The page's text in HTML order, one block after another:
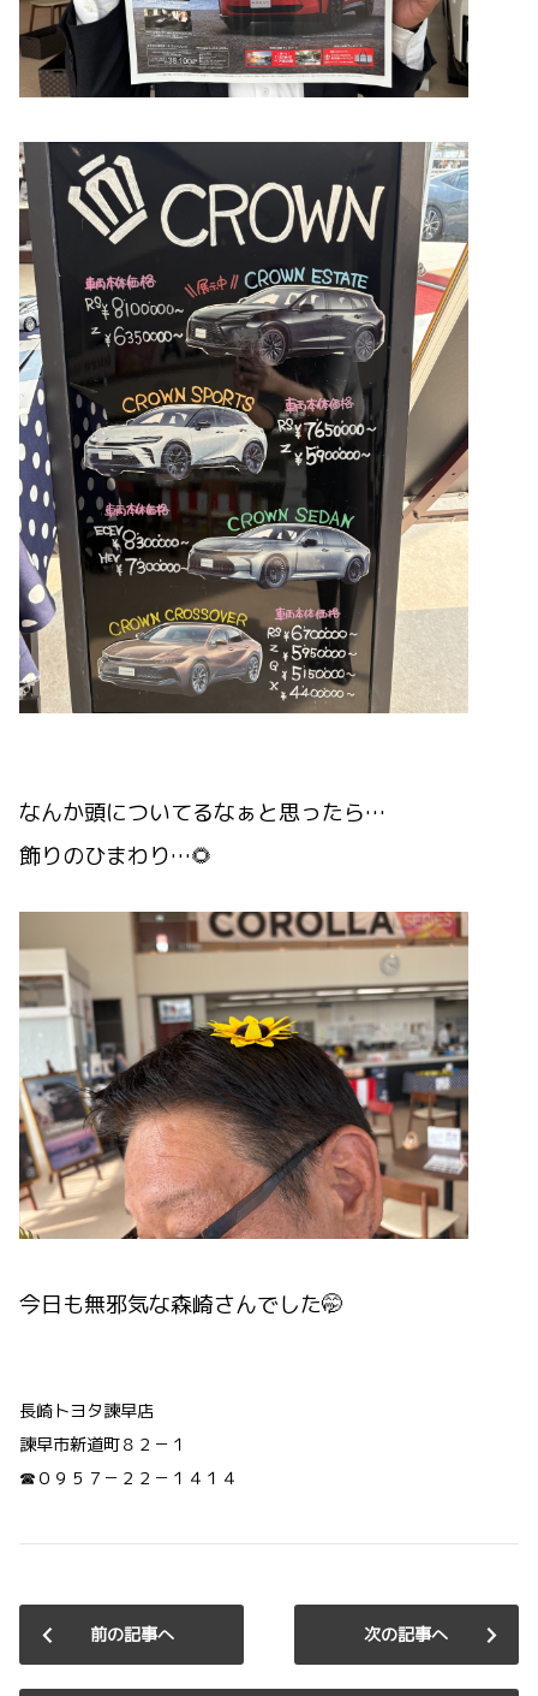
なんか頭についてるなぁと思ったら…
飾りのひまわり…🌻
今日も無邪気な森崎さんでした🤭
長崎トヨタ諫早店
諫早市新道町８２－１
☎０９５７－２２－１４１４
前の記事へ 次の記事へ